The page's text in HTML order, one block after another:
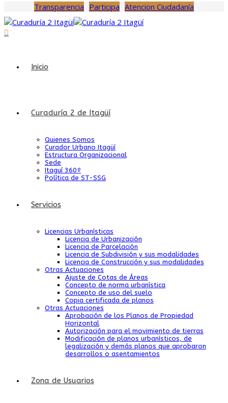
Transparencia Participa Atencion Ciudadanía
Inicio
Curaduría 2 de Itagüí
Quienes Somos
Curador Urbano Itagüí
Estructura Organizacional
Sede
Itaguí 360º
Política de ST-SSG
Servicios
Licencias Urbanísticas
Licencia de Urbanización
Licencia de Parcelación
Licencia de Subdivisión y sus modalidades
Licencia de Construcción y sus modalidades
Otras Actuaciones
Ajuste de Cotas de Áreas
Concepto de norma urbanística
Concepto de uso del suelo
Copia certificada de planos
Otras Actuaciones
Aprobación de los Planos de Propiedad
Horizontal
Autorización para el movimiento de tierras
Modificación de planos urbanísticos, de
legalización y demás planos que aprobaron
desarrollos o asentamientos
Zona de Usuarios